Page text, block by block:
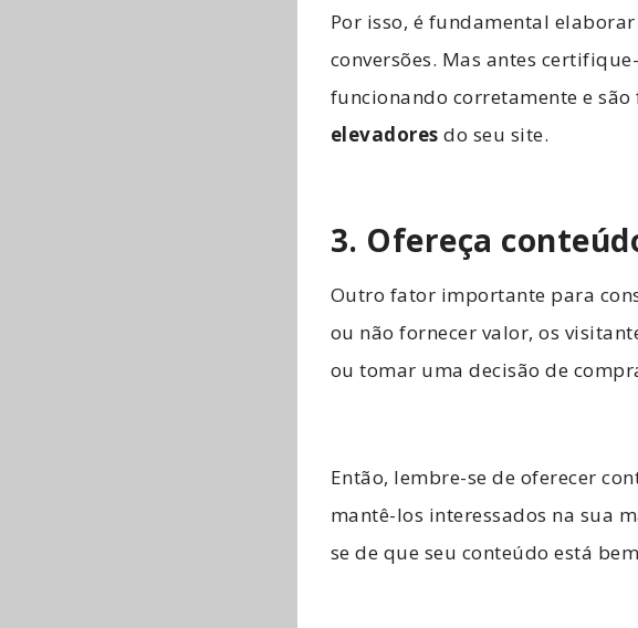
Por isso, é fundamental
conversões. Mas antes
funcionando corretamente e
elevadores do seu site.
3. Ofereça
Outro fator importante para
ou não fornecer valor, os
ou tomar uma decisão de
Então, lembre-se de oferecer
mantê-los interessados na sua
se de que seu conteúdo está